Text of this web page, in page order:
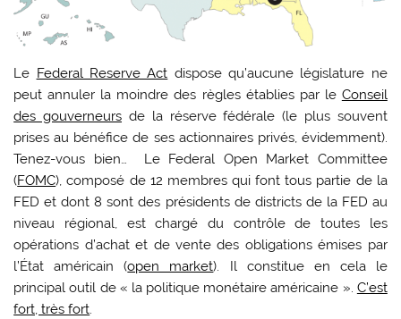
Le Federal Reserve Act dispose qu’aucune législature ne
peut annuler la moindre des règles établies par le Conseil
des gouverneurs de la réserve fédérale (le plus souvent
prises au bénéfice de ses actionnaires privés, évidemment).
Tenez-vous bien… Le Federal Open Market Committee
(FOMC), composé de 12 membres qui font tous partie de la
FED et dont 8 sont des présidents de districts de la FED au
niveau régional, est chargé du contrôle de toutes les
opérations d’achat et de vente des obligations émises par
l’État américain (open market). Il constitue en cela le
principal outil de « la politique monétaire américaine ». C’est
fort, très fort.